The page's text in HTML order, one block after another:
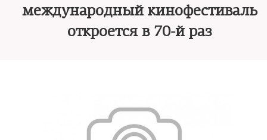
международный кинофестиваль
откроется в 70-й раз